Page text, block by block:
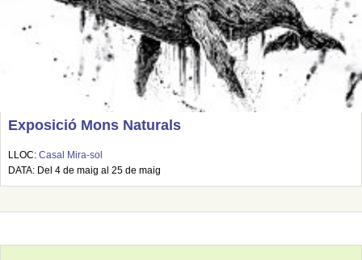
Exposició Mons Naturals
LLOC: Casal Mira-sol
DATA: Del 4 de maig al 25 de maig